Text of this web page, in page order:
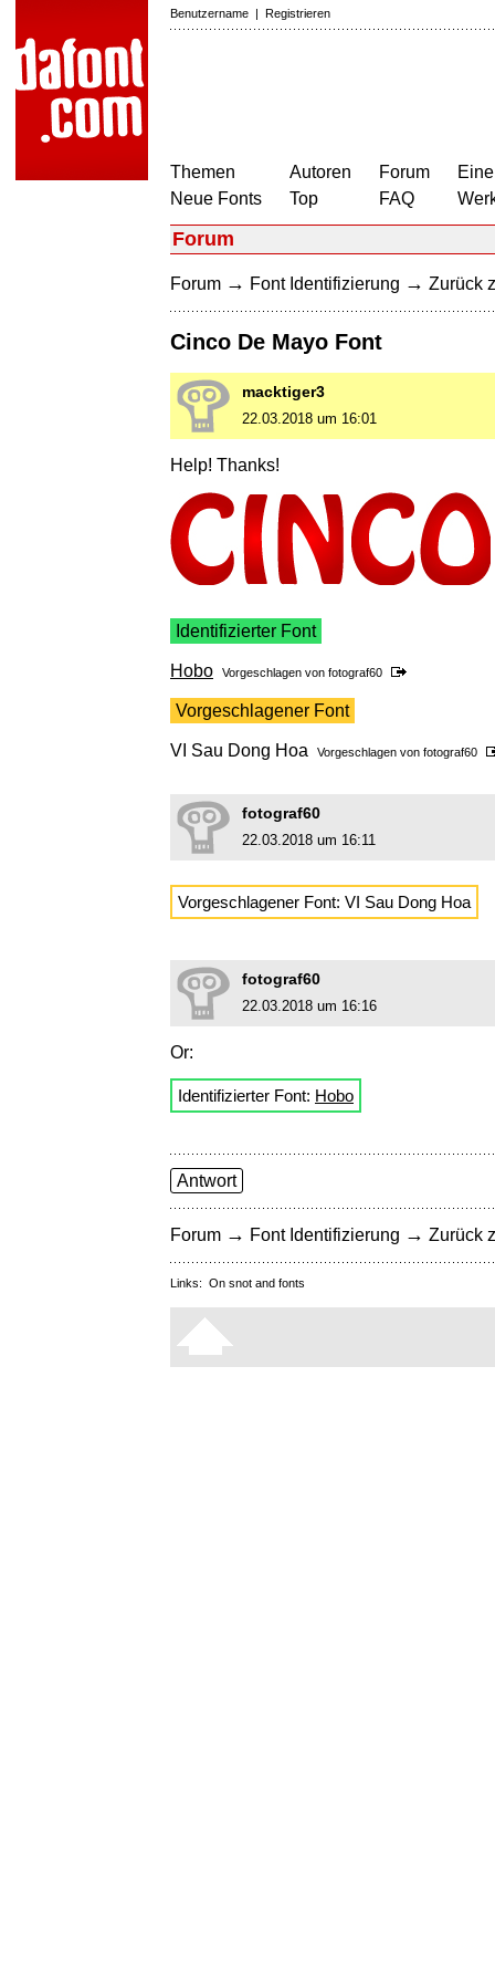
Benutzername | Registrieren
Themen
Neue Fonts
Autoren
Top
Forum
FAQ
Forum
Forum → Font Identifizierung → Zurück
Cinco De Mayo Font
macktiger3
22.03.2018 um 16:01
Help! Thanks!
Identifizierter Font
Hobo Vorgeschlagen von fotograf60
Vorgeschlagener Font
VI Sau Dong Hoa Vorgeschlagen von fotograf60
fotograf60
22.03.2018 um 16:11
Vorgeschlagener Font: VI Sau Dong Hoa
fotograf60
22.03.2018 um 16:16
Or:
Identifizierter Font: Hobo
Antwort
Forum → Font Identifizierung → Zurück
Links: On snot and fonts